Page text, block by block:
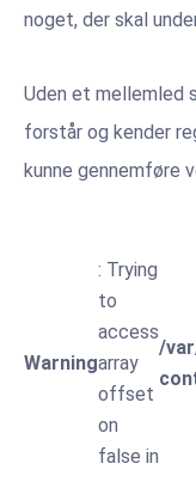
noget, der skal
Uden et mellemled
forstår og kender
kunne gennemføre
Warning
: Trying
to
access
array
offset
on
false in
/